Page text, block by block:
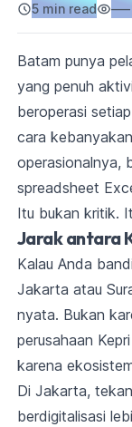
5 min read –––
Batam punya
yang penuh
beroperasi
cara
operasionalnya,
spreadsheet
Itu bukan kritik.
Jarak antara
Kalau Anda
Jakarta atau
nyata. Bukan
perusahaan
karena
Di Jakarta,
berdigitalisasi